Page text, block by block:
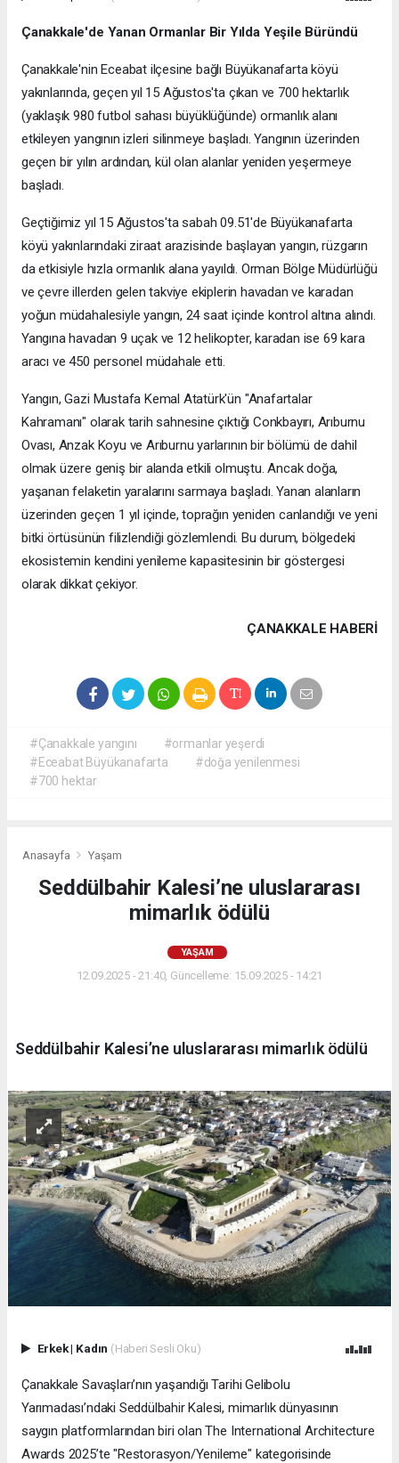
Çanakkale'de Yanan Ormanlar Bir Yılda Yeşile Büründü
Çanakkale'nin Eceabat ilçesine bağlı Büyükanafarta köyü
yakınlarında, geçen yıl 15 Ağustos'ta çıkan ve 700 hektarlık
(yaklaşık 980 futbol sahası büyüklüğünde) ormanlık alanı
etkileyen yangının izleri silinmeye başladı. Yangının üzerinden
geçen bir yılın ardından, kül olan alanlar yeniden yeşermeye
başladı.
Geçtiğimiz yıl 15 Ağustos'ta sabah 09.51'de Büyükanafarta
köyü yakınlarındaki ziraat arazisinde başlayan yangın, rüzgarın
da etkisiyle hızla ormanlık alana yayıldı. Orman Bölge Müdürlüğü
ve çevre illerden gelen takviye ekiplerin havadan ve karadan
yoğun müdahalesiyle yangın, 24 saat içinde kontrol altına alındı.
Yangına havadan 9 uçak ve 12 helikopter, karadan ise 69 kara
aracı ve 450 personel müdahale etti.
Yangın, Gazi Mustafa Kemal Atatürk'ün "Anafartalar
Kahramanı" olarak tarih sahnesine çıktığı Conkbayırı, Arıburnu
Ovası, Anzak Koyu ve Arıburnu yarlarının bir bölümü de dahil
olmak üzere geniş bir alanda etkili olmuştu. Ancak doğa,
yaşanan felaketin yaralarını sarmaya başladı. Yanan alanların
üzerinden geçen 1 yıl içinde, toprağın yeniden canlandığı ve yeni
bitki örtüsünün filizlendiği gözlemlendi. Bu durum, bölgedeki
ekosistemin kendini yenileme kapasitesinin bir göstergesi
olarak dikkat çekiyor.
ÇANAKKALE HABERİ
#Çanakkale yangını
#ormanlar yeşerdi
#Eceabat Büyükanafarta
#doğa yenilenmesi
#700 hektar
Anasayfa Yaşam
Seddülbahir Kalesi’ne uluslararası
mimarlık ödülü
YAŞAM
12.09.2025 - 21:40, Güncelleme: 15.09.2025 - 14:21
Seddülbahir Kalesi’ne uluslararası mimarlık ödülü
Erkek| Kadın (Haberi Sesli Oku)
Çanakkale Savaşları’nın yaşandığı Tarihi Gelibolu
Yarımadası’ndaki Seddülbahir Kalesi, mimarlık dünyasının
saygın platformlarından biri olan The International Architecture
Awards 2025’te "Restorasyon/Yenileme" kategorisinde